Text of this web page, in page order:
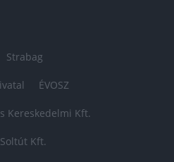
Strabag
ÉVOSZ
Kereskedelmi Kft.
Soltút Kft.